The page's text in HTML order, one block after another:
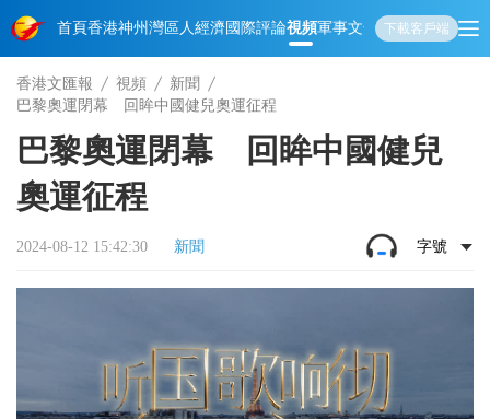
首頁香港神州 灣區人經濟國際評論視頻軍事文化 娛樂生活教育體
下載客戶端
香港文匯報 視頻
新聞
巴黎奧運閉幕 回眸中國健兒奧運征程
巴黎奧運閉幕 回眸中國健兒
奧運征程
2024-08-12 15:42:30 新聞 字號